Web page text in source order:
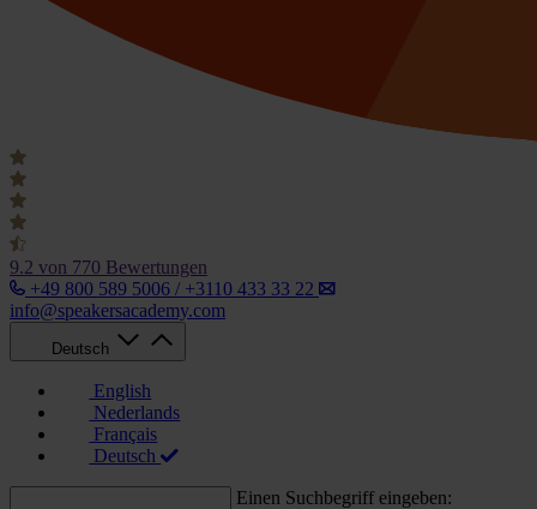
9.2 von 770 Bewertungen
+49 800 589 5006 / +3110 433 33 22
info@speakersacademy.com
Deutsch
English
Nederlands
Français
Deutsch
Einen Suchbegriff eingeben: